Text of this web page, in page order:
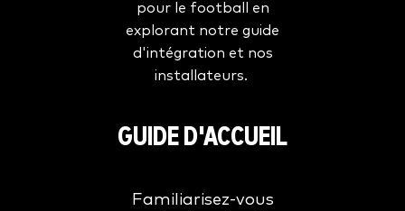
pour le football en
explorant notre guide
d'intégration et nos
installateurs.
GUIDE D'ACCUEIL
Familiarisez-vous